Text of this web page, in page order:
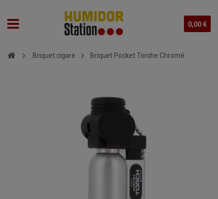
0,00 €
Briquet cigare Briquet Pocket Torche Chromé